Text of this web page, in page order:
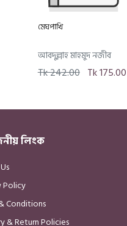
মেঘপাখি
আবদুল্লাহ মাহমুদ নজীব
Tk 242.00 Tk 175.00
লিংক
Policy
Conditions
& Return Policies